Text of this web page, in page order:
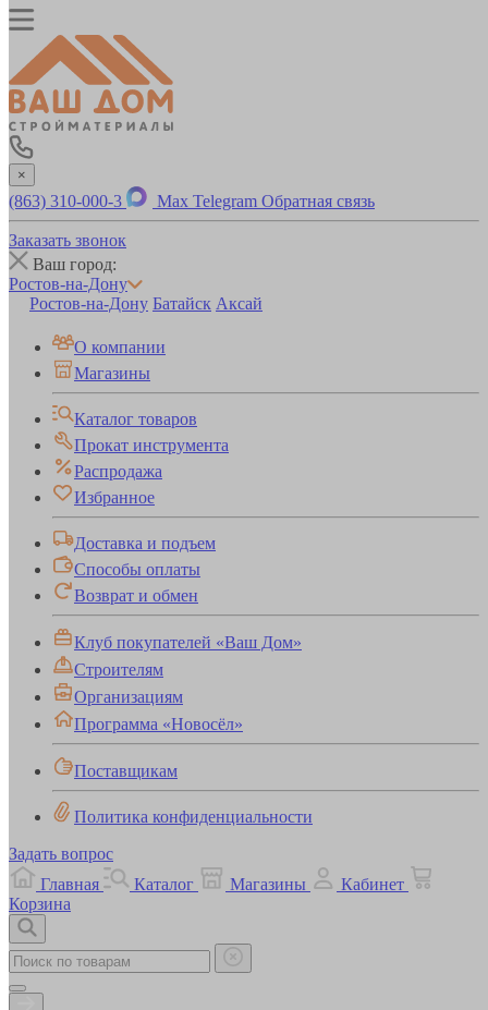
×
(863) 310-000-3 Max Telegram Обратная связь
Заказать звонок
Ваш город:
Ростов-на-Дону
Ростов-на-Дону Батайск Аксай
О компании
Магазины
Каталог товаров
Прокат инструмента
Распродажа
Избранное
Доставка и подъем
Способы оплаты
Возврат и обмен
Клуб покупателей «Ваш Дом»
Строителям
Организациям
Программа «Новосёл»
Поставщикам
Политика конфиденциальности
Задать вопрос
Главная
Каталог Магазины
Кабинет
Корзина